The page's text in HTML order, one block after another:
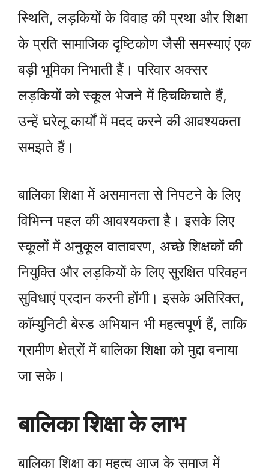
स्थिति, लड़कियों के विवाह की प्रथा और शिक्षा
के प्रति सामाजिक दृष्टिकोण जैसी समस्याएं एक
बड़ी भूमिका निभाती हैं। परिवार अक्सर
लड़कियों को स्कूल भेजने में हिचकिचाते हैं,
उन्हें घरेलू कार्यों में मदद करने की आवश्यकता
समझते हैं।
बालिका शिक्षा में असमानता से निपटने के लिए
विभिन्न पहल की आवश्यकता है। इसके लिए
स्कूलों में अनुकूल वातावरण, अच्छे शिक्षकों की
नियुक्ति और लड़कियों के लिए सुरक्षित परिवहन
सुविधाएं प्रदान करनी होंगी। इसके अतिरिक्त,
कॉम्युनिटी बेस्ड अभियान भी महत्वपूर्ण हैं, ताकि
ग्रामीण क्षेत्रों में बालिका शिक्षा को मुद्दा बनाया
जा सके।
बालिका शिक्षा के लाभ
बालिका शिक्षा का महत्व आज के समाज में